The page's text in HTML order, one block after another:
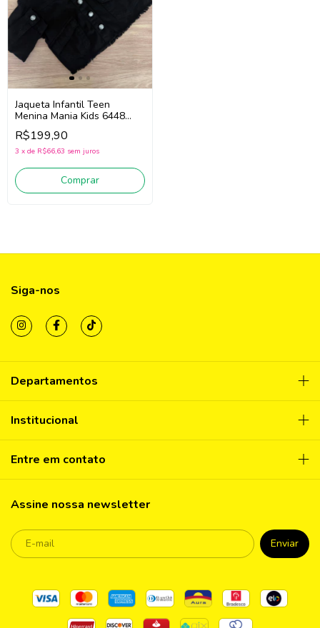
Jaqueta Infantil Teen
Menina Mania Kids 6448
(Preto)
R$199,90
3 x de R$66,63 sem juros
Comprar
Siga-nos
Departamentos
Institucional
Entre em contato
Assine nossa newsletter